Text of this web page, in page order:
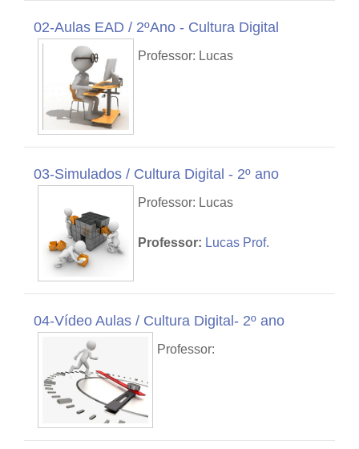
02-Aulas EAD / 2ºAno - Cultura Digital
Professor: Lucas
03-Simulados / Cultura Digital - 2º ano
Professor: Lucas
Professor: Lucas Prof.
04-Vídeo Aulas / Cultura Digital- 2º ano
Professor: